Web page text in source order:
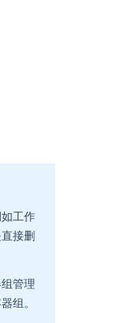
工作
接删
管理
组。